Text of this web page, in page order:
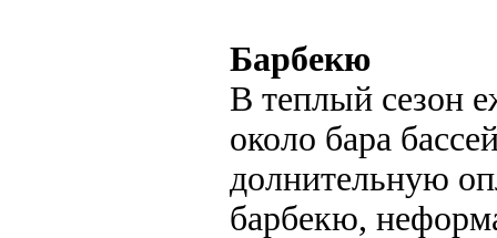
Барбекю
В теплый сезон
около бара
долнительную
барбекю,